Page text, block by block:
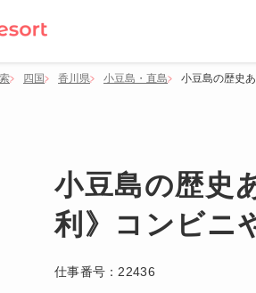
四国 香川県 小豆島・直島 小豆島の歴史
小豆島の歴史
利》コンビニ
仕事番号： 22436